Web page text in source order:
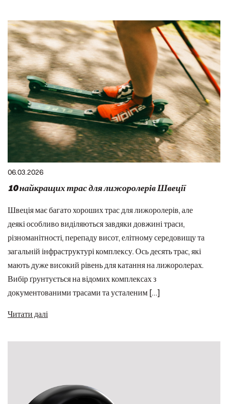
06.03.2026
10 найкращих трас для лижоролерів Швеції
Швеція має багато хороших трас для лижоролерів, але
деякі особливо виділяються завдяки довжині траси,
різноманітності, перепаду висот, елітному середовищу та
загальній інфраструктурі комплексу. Ось десять трас, які
мають дуже високий рівень для катання на лижоролерах.
Вибір ґрунтується на відомих комплексах з
документованими трасами та усталеним […]
Читати далі